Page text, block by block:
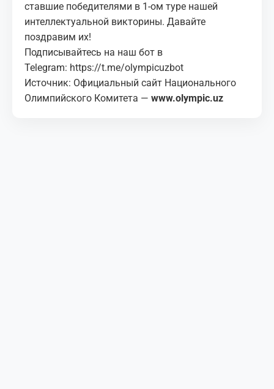
ставшие победителями в 1-ом туре нашей
интеллектуальной викторины. Давайте
поздравим их!
Подписывайтесь на наш бот в
Telegram: https://t.me/olympicuzbot
Источник: Официальный сайт Национального
Олимпийского Комитета — www.olympic.uz